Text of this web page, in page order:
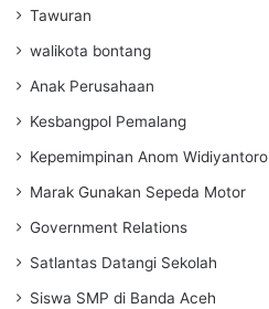
Tawuran
walikota bontang
Anak Perusahaan
Kesbangpol Pemalang
Kepemimpinan Anom Widiyantoro
Marak Gunakan Sepeda Motor
Government Relations
Satlantas Datangi Sekolah
Siswa SMP di Banda Aceh